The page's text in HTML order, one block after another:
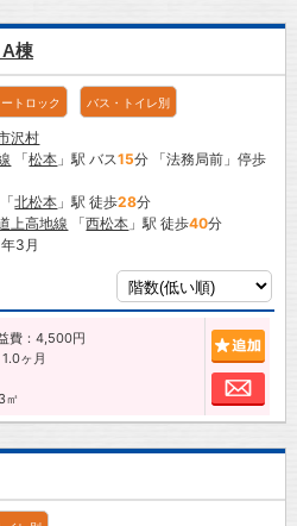
棟
トロック バス・トイレ別
沢村
「松本 」駅 バス15分 「法務局前」停歩
「北松本 」駅 徒歩28分
上高地線 「西松本 」駅 徒歩40分
3月
費：4,500円
1.0ヶ月
㎡
お